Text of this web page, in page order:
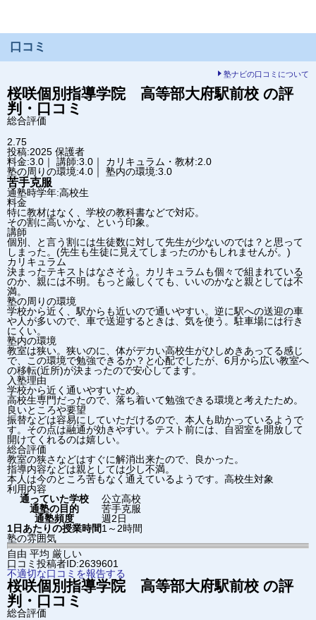
口コミ
塾ナビの口コミについて
桜咲個別指導学院 高等部大府駅前校 の評
判・口コミ
総合評価
2.75
投稿:2025 保護者
料金:3.0｜ 講師:3.0｜ カリキュラム・教材:2.0
塾の周りの環境:4.0｜ 塾内の環境:3.0
苦手克服
通塾時学年:高校生
料金
特に教材はなく、学校の教科書などで対応。
その割に高いかな、という印象。
講師
個別、と言う割には生徒数に対して先生が少ないのでは？と思って
しまった。(先生も生徒に見えてしまったのかもしれませんが。)
カリキュラム
決まったテキストはなさそう。カリキュラムも個々で組まれている
のか、親には不明。もっと厳しくても、いいのかなと親としては不
満。
塾の周りの環境
学校から近く、駅からも近いので通いやすい。逆に駅への送迎の車
や人が多いので、車で送迎するときは、気を使う。駐車場には行き
にくい。
塾内の環境
教室は狭い。狭いのに、体がデカい高校生がひしめきあってる感じ
で、この環境で勉強できるか？と心配でしたが、6月から広い教室へ
の移転(近所)が決まったので安心してます。
入塾理由
学校から近く通いやすいため。
高校生専門だったので、落ち着いて勉強できる環境と考えたため。
良いところや要望
振替などは容易にしていただけるので、本人も助かっているようで
す。その点は融通が効きやすい。テスト前には、自習室を開放して
開けてくれるのは嬉しい。
総合評価
教室の狭さなどはすぐに解消出来たので、良かった。
指導内容などは親としては少し不満。
本人は今のところ苦もなく通えているようです。高校生対象
利用内容
通っていた学校
公立高校
通塾の目的
苦手克服
通塾頻度
週2日
1日あたりの授業時間1～2時間
塾の雰囲気
自由 平均 厳しい
口コミ投稿者ID:2639601
不適切な口コミを報告する
桜咲個別指導学院 高等部大府駅前校 の評
判・口コミ
総合評価